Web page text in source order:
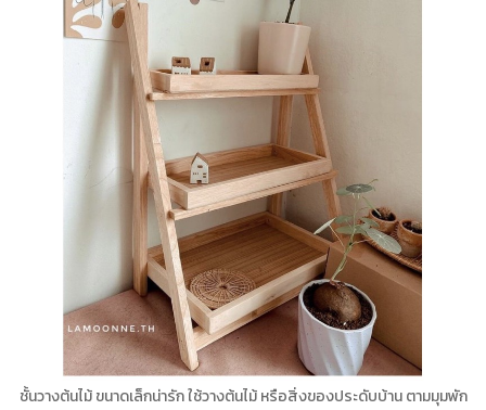
ชั้นวางต้นไม้ ขนาดเล็กน่ารัก ใช้วางต้นไม้ หรือสิ่งของประดับบ้าน ตามมุมพัก